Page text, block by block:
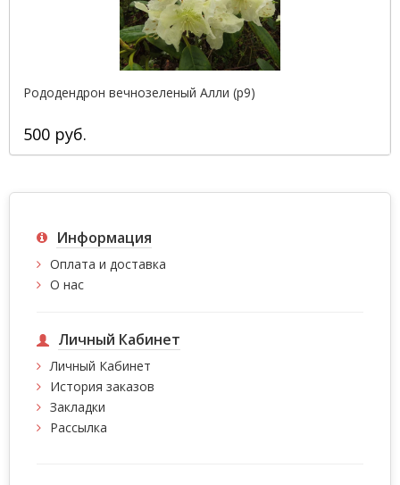
Рододендрон вечнозеленый Алли (р9)
500 руб.
Информация
Оплата и доставка
О нас
Личный Кабинет
Личный Кабинет
История заказов
Закладки
Рассылка